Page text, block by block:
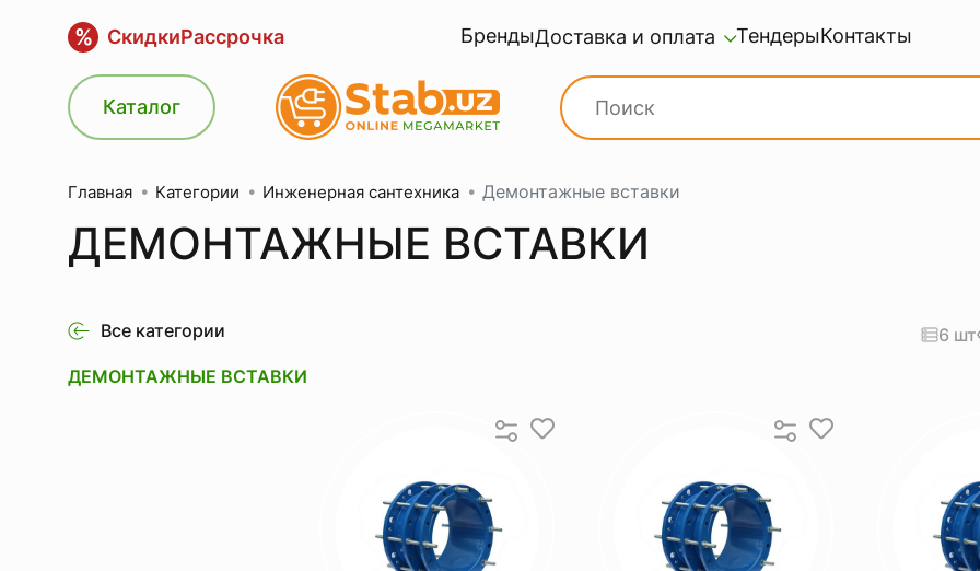
% СкидкиРассрочка БрендыДоставка и оплата ТендерыКонтакты
Каталог
Главная Категории Инженерная сантехника Демонтажные вставки
ДЕМОНТАЖНЫЕ ВСТАВКИ
Все категории
ДЕМОНТАЖНЫЕ ВСТАВКИ
6 шт